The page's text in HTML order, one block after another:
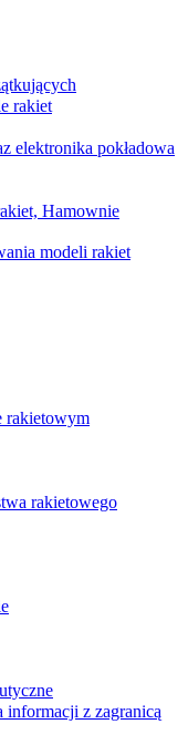
rakiet
elektronika pokładowa
Hamownie
modeli rakiet
rakietowym
rakietowego
z zagranicą